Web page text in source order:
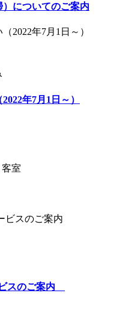
についてのご案内
年7月1日～）
室
スのご案内